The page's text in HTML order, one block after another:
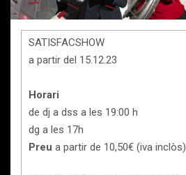
SATISFACSHOW
a partir del 15.12.23
Horari
de dj a dss a les 19:00 h
dg a les 17h
Preu a partir de 10,50€ (iva inclòs)